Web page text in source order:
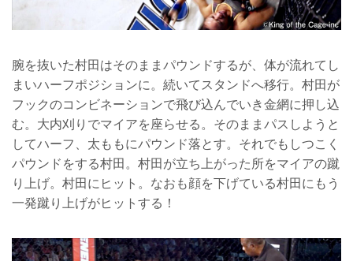
腕を抜いた村田はそのままパウンドするが、体が流れてし
まいハーフポジションに。続いてスタンドへ移行。村田が
フックのコンビネーションで飛び込んでいき金網に押し込
む。大内刈りでマイアを座らせる。そのままパスしようと
してハーフ、太ももにパウンド落とす。それでもしつこく
パウンドをする村田。村田が立ち上がった所をマイアの蹴
り上げ。村田にヒット。なおも顔を下げている村田にもう
一発蹴り上げがヒットする！